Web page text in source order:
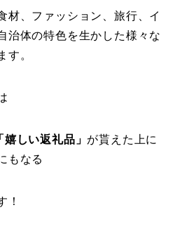
材、ファッション、旅行、イ
治体の特色を生かした様々な
す。
嬉しい返礼品」 が貰えた上に
もなる
！